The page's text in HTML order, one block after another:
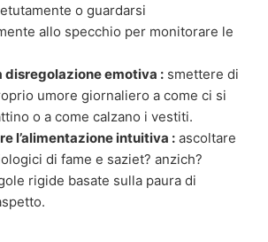
o guardarsi
allo specchio per monitorare le
disregolazione emotiva : smettere di
umore giornaliero a come ci si
o a come calzano i vestiti.
l’alimentazione intuitiva : ascoltare
di fame e saziet? anzich?
rigide basate sulla paura di